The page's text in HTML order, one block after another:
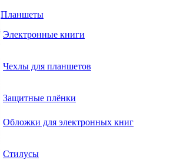
Планшеты
Электронные книги
Чехлы для планшетов
Защитные плёнки
Обложки для электронных книг
Стилусы